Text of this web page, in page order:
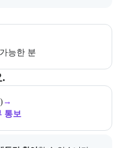
묶어서 안내한다.
능한 분
고사항을 안내한다.
→
통보